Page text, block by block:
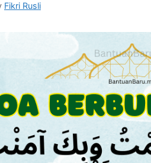
Fikri Rusli